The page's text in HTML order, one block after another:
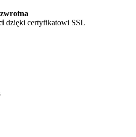
dzięki certyfikatowi SSL